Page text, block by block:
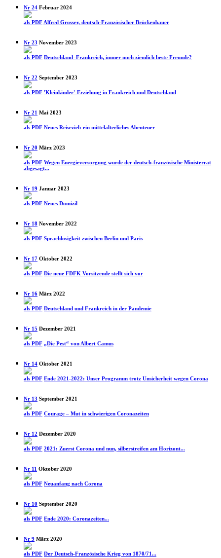
Nr 24 Februar 2024
als PDFAlfred Grosser, deutsch-Französischer Brückenbauer
Nr 23 November 2023
als PDF Deutschland–Frankreich, immer noch ziemlich beste Freunde?
Nr 22 September 2023
als PDF 'Kleinkinder'-Erziehung in Frankreich und Deutschland
Nr 21 Mai 2023
als PDF Neues Reiseziel: ein mittel­alterliches Abenteuer
Nr 20 März 2023
als PDF Wegen Energie­versorgung wurde der deutsch-französische Ministerrat
abgesagt...
Nr 19 Januar 2023
als PDF Neues Domizil
Nr 18 November 2022
als PDF Sprach­losigkeit zwischen Berlin und Paris
Nr 17 Oktober 2022
als PDF Die neue FDFK Vorsitzende stellt sich vor
Nr 16 März 2022
als PDF Deutschland und Frankreich in der Pandemie
Nr 15 Dezember 2021
als PDF „Die Pest“ von Albert Camus
Nr 14 Oktober 2021
als PDF Ende 2021-2022: Unser Programm trotz Unsicherheit wegen Corona
Nr 13 September 2021
als PDF Courage – Mut in schwierigen Coronazeiten
Nr 12 Dezember 2020
als PDF 2021: Zuerst Corona und nun, silberstreifen am Horizont...
Nr 11 Oktober 2020
als PDF Neuanfang nach Corona
Nr 10 September 2020
als PDF Ende 2020: Coronazeiten...
Nr 9 März 2020
als PDF Der Deutsch-Französische Krieg von 1870/71...